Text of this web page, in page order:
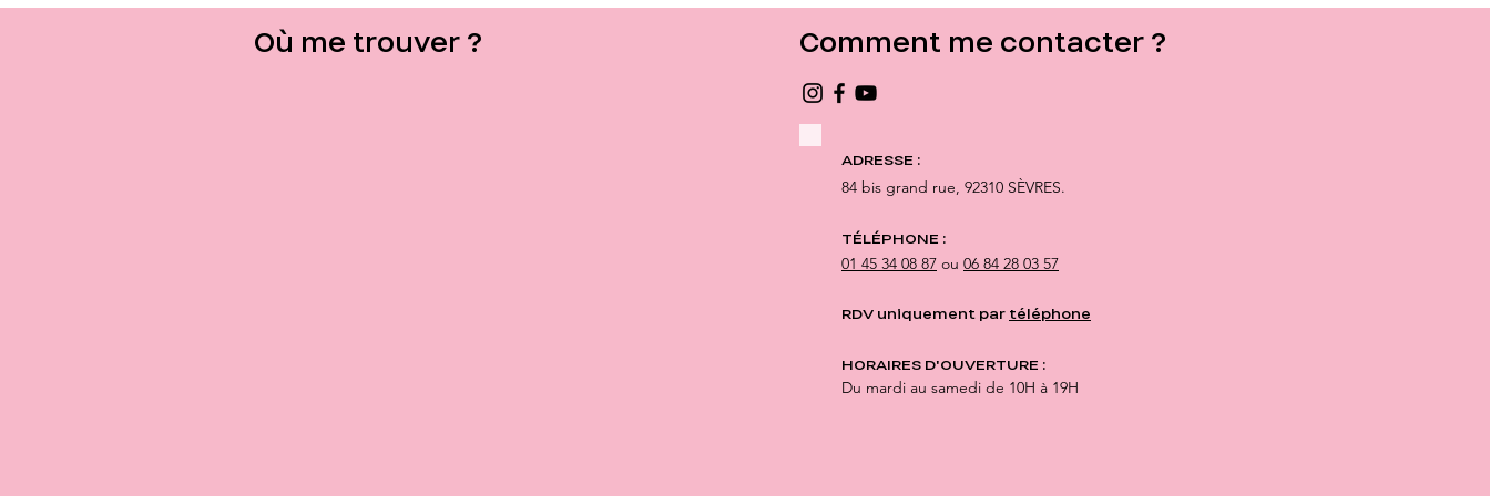
Où me trouver ? Comment me contacter ?
ADRESSE :
84 bis grand rue, 92310 SÈVRES.
TÉLÉPHONE :
01 45 34 08 87 ou 06 84 28 03 57
RDV uniquement par téléphone
HORAIRES D'OUVERTURE :
Du mardi au samedi de 10H à 19H